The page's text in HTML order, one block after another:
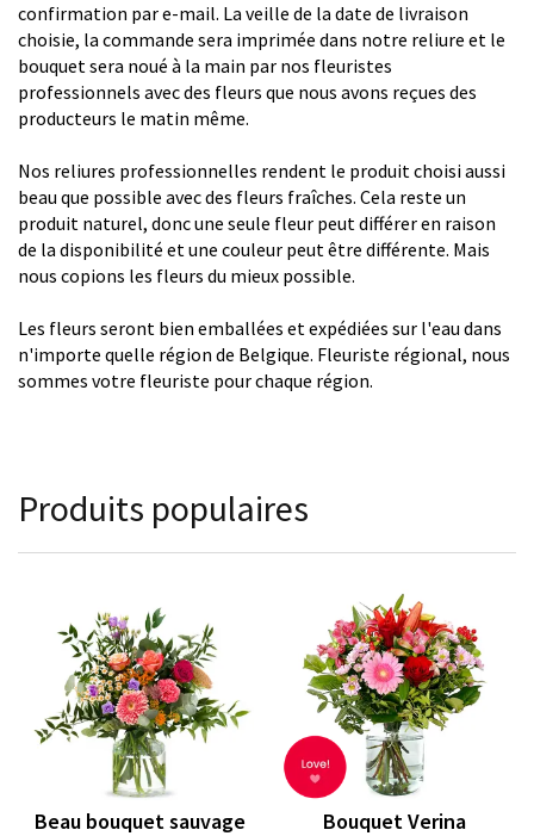
confirmation par e-mail. La veille de la date de livraison
choisie, la commande sera imprimée dans notre reliure et le
bouquet sera noué à la main par nos fleuristes
professionnels avec des fleurs que nous avons reçues des
producteurs le matin même.
Nos reliures professionnelles rendent le produit choisi aussi
beau que possible avec des fleurs fraîches. Cela reste un
produit naturel, donc une seule fleur peut différer en raison
de la disponibilité et une couleur peut être différente. Mais
nous copions les fleurs du mieux possible.
Les fleurs seront bien emballées et expédiées sur l'eau dans
n'importe quelle région de Belgique. Fleuriste régional, nous
sommes votre fleuriste pour chaque région.
Produits populaires
Beau bouquet sauvage Bouquet Verina